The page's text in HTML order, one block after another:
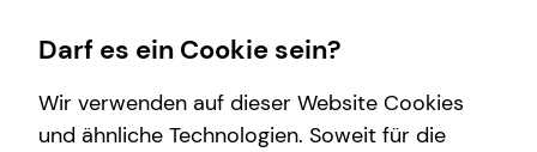
Fabio Kohlenbeck
Sales Manager
Darf es ein Cookie sein?
Wir verwenden auf dieser Website Cookies
und ähnliche Technologien. Soweit für die